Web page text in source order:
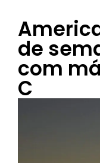
de
com
C